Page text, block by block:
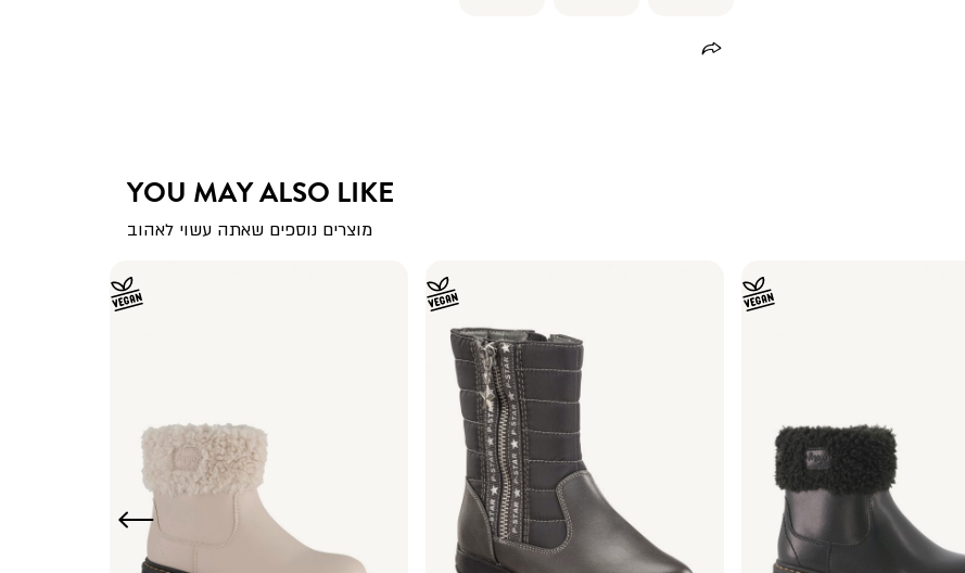
YOU MAY ALSO LIKE
מוצרים נוספים שאתה עשוי לאהוב
שמאלה